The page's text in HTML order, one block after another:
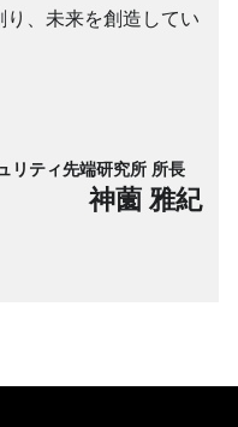
、未来を創造してい
リティ先端研究所 所長
神薗 雅紀